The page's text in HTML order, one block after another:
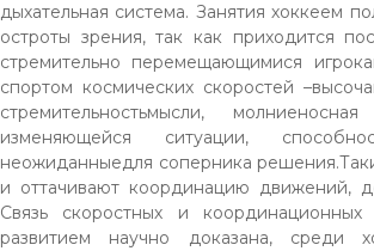
дыхательная система. Занятия хоккеем
остроты зрения, так как приходится
стремительно перемещающимися
спортом космических скоростей
стремительностьмысли,
изменяющейся ситуации,
неожиданныедля соперника
и оттачивают координацию движений,
Связь скоростных и
развитием научно доказана, среди